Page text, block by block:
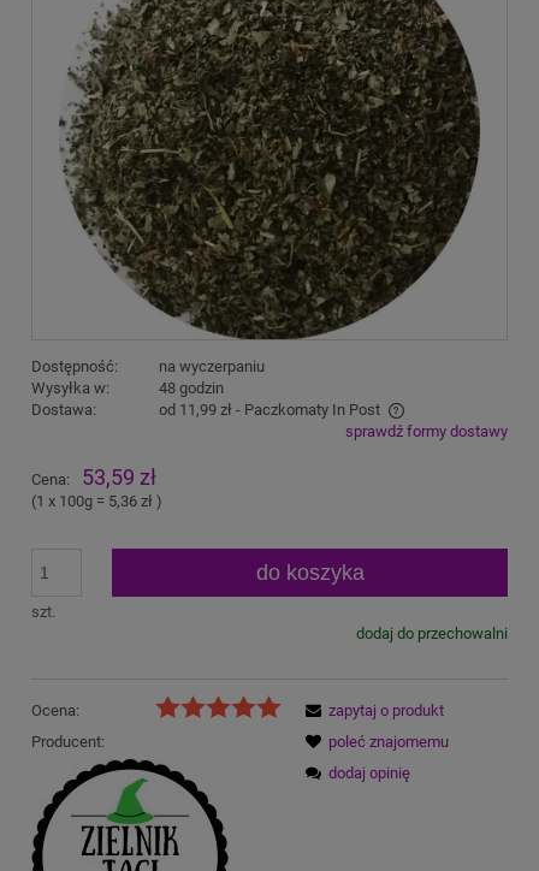
Dostępność:
na wyczerpaniu
Wysyłka w:
48 godzin
Dostawa:
od 11,99 zł - Paczkomaty In Post
Cena nie zawiera ewentualnych kosztów płatnościsprawdź formy dostawy
Cena: 53,59 zł
(1 x 100g = 5,36 zł )
szt.
do koszyka
dodaj do przechowalni
Ocena:
Producent:
zapytaj o produkt
poleć znajomemu
dodaj opinię